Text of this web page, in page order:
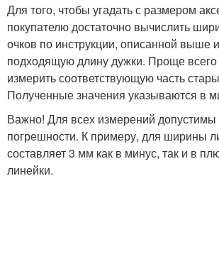
Для того, чтобы угадать с размером
покупателю достаточно вычислить
очков по инструкции, описанной выше
подходящую длину дужки. Проще всего
измерить соответствующую часть
Полученные значения указываются в
Важно! Для всех измерений допустимы
погрешности. К примеру, для ширины
составляет 3 мм как в минус, так и в
линейки.